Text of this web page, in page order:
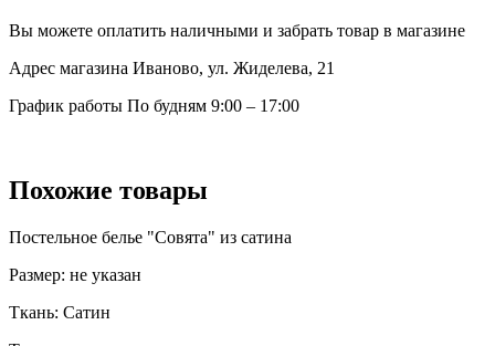
Вы можете оплатить наличными и забрать товар в магазине
Адрес магазина Иваново, ул. Жиделева, 21
График работы По будням 9:00 – 17:00
Похожие товары
Постельное белье "Совята" из сатина
Размер: не указан
Ткань: Сатин